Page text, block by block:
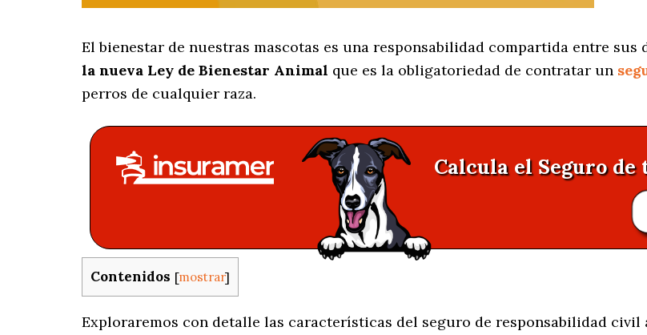
El bienestar de nuestras mascotas es una responsabilidad compartida entre sus
la nueva Ley de Bienestar Animal que es la obligatoriedad de contratar un
perros de cualquier raza.
Calcula el Seguro
Contenidos [mostrar]
Exploraremos con detalle las características del seguro de responsabilidad civil